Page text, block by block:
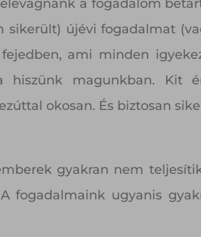
a fogadalom
újévi fogadalmat
ami minden
hiszünk magunkban. Kit
okosan. És biztosan
gyakran nem
fogadalmaink ugyanis